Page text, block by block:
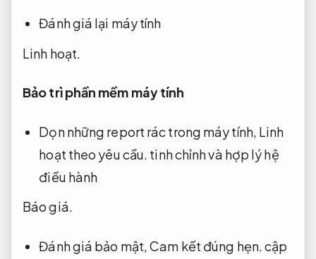
Đánh giá lại máy tính
Linh hoạt.
Bảo trì phần mềm máy tính
Dọn những report rác trong máy tính, Linh
hoạt theo yêu cầu. tinh chỉnh và hợp lý hệ
điều hành
Báo giá.
Đánh giá bảo mật,Cam kết đúng hẹn.cập